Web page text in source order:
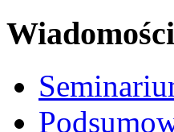
Wiadomości